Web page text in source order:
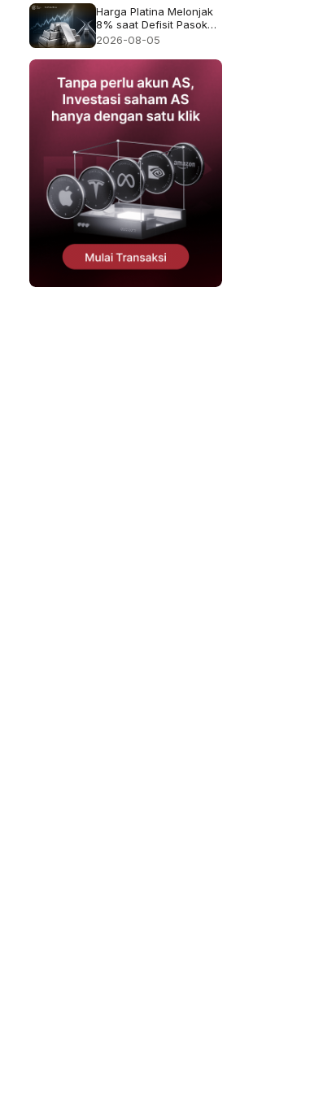
pada Juli?
Harga Platina Melonjak
8% saat Defisit Pasokan
2026 Kembali Menjadi
2026-08-05